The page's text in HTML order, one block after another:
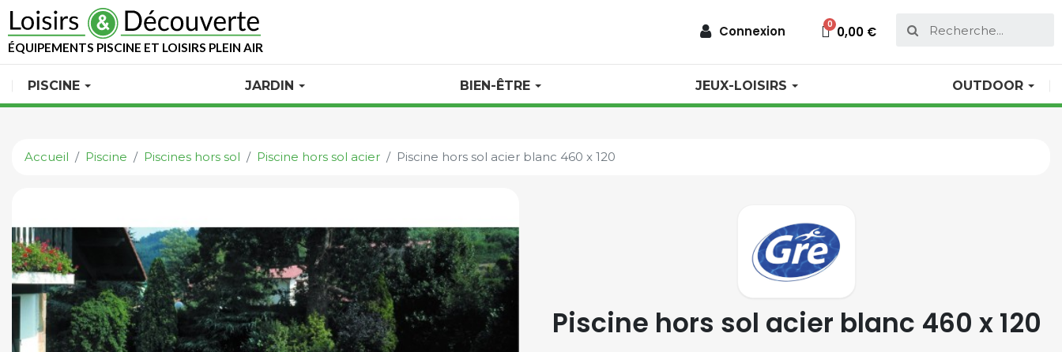
ÉQUIPEMENTS PISCINE ET LOISIRS PLEIN AIR
Connexion 0,00 €
PISCINE JARDIN BIEN-ÊTRE JEUX-LOISIRS OUTDOOR
Accueil Piscine Piscines hors sol Piscine hors sol acier Piscine hors sol acier blanc 460 x 120
Piscine hors sol acier blanc 460 x 120